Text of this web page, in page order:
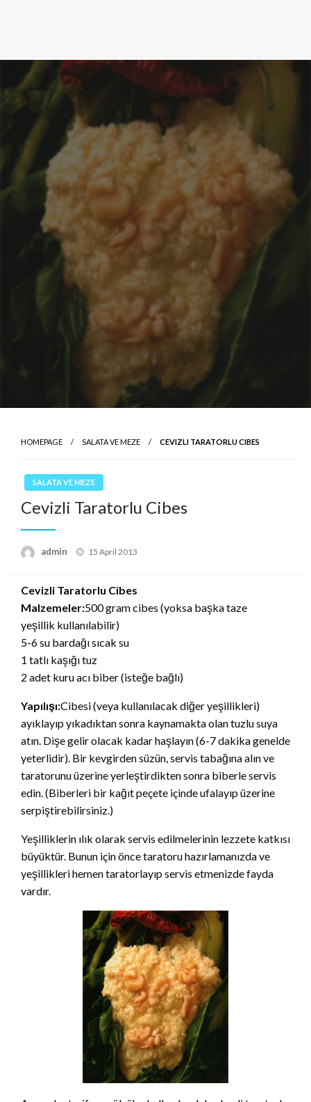
HOMEPAGE SALATA VE MEZE CEVIZLI TARATORLU CIBES
SALATA VE MEZE
Cevizli Taratorlu Cibes
admin
Posted
15 April 2013
Cevizli Taratorlu Cibes
Malzemeler:500 gram cibes (yoksa başka taze
yeşillik kullanılabilir)
5-6 su bardağı sıcak su
1 tatlı kaşığı tuz
2 adet kuru acı biber (isteğe bağlı)
Yapılışı:Cibesi (veya kullanılacak diğer yeşillikleri)
ayıklayıp yıkadıktan sonra kaynamakta olan tuzlu suya
atın. Dişe gelir olacak kadar haşlayın (6-7 dakika genelde
yeterlidir). Bir kevgirden süzün, servis tabağına alın ve
taratorunu üzerine yerleştirdikten sonra biberle servis
edin. (Biberleri bir kağıt peçete içinde ufalayıp üzerine
serpiştirebilirsiniz.)
Yeşilliklerin ılık olarak servis edilmelerinin lezzete katkısı
büyüktür. Bunun için önce taratoru hazırlamanızda ve
yeşillikleri hemen taratorlayıp servis etmenizde fayda
vardır.